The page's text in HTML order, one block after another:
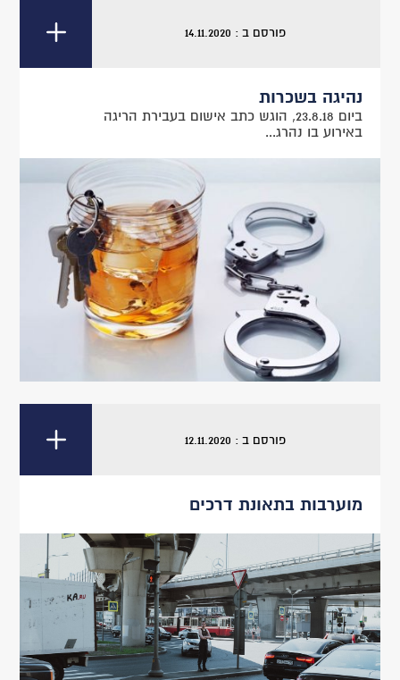
פורסם ב : 14.11.2020
נהיגה בשכרות
ביום 23.8.18, הוגש כתב אישום בעבירת הריגה
באירוע בו נהרג...
פורסם ב : 12.11.2020
מוערבות בתאונת דרכים